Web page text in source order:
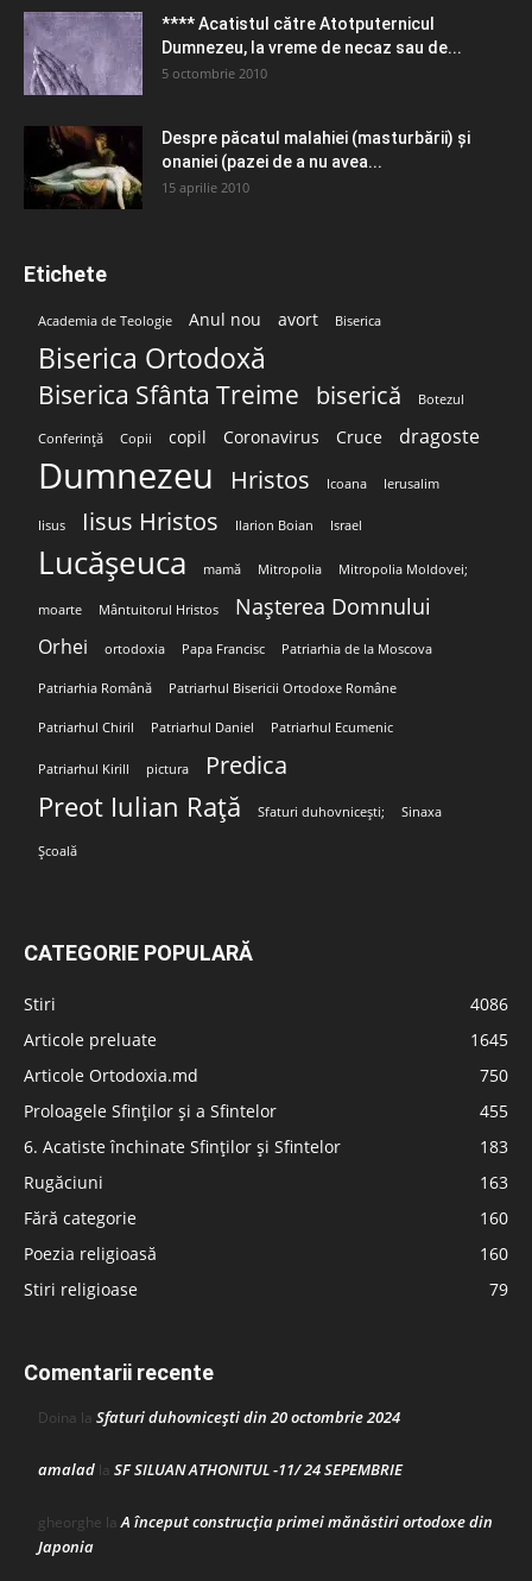
**** Acatistul către Atotputernicul
Dumnezeu, la vreme de necaz sau de...
5 octombrie 2010
Despre păcatul malahiei (masturbării) şi
onaniei (pazei de a nu avea...
15 aprilie 2010
Etichete
Academia de Teologie Anul nou avort Biserica
Biserica Ortodoxă
Biserica Sfânta Treime biserică Botezul
Conferință Copii copil Coronavirus Cruce dragoste
Dumnezeu Hristos Icoana Ierusalim
Iisus Iisus Hristos Ilarion Boian Israel
Lucășeuca mamă Mitropolia Mitropolia Moldovei;
moarte Mântuitorul Hristos Nașterea Domnului
Orhei ortodoxia Papa Francisc Patriarhia de la Moscova
Patriarhia Română Patriarhul Bisericii Ortodoxe Române
Patriarhul Chiril Patriarhul Daniel Patriarhul Ecumenic
Patriarhul Kirill pictura Predica
Preot Iulian Rață Sfaturi duhovnicești; Sinaxa
Școală
CATEGORIE POPULARĂ
Stiri
4086
Articole preluate
1645
Articole Ortodoxia.md
750
Proloagele Sfinților și a Sfintelor
455
6. Acatiste închinate Sfinților și Sfintelor
183
Rugăciuni
163
Fără categorie
160
Poezia religioasă
160
Stiri religioase
79
Comentarii recente
Doina la Sfaturi duhovnicești din 20 octombrie 2024
amalad la SF SILUAN ATHONITUL -11/ 24 SEPEMBRIE
gheorghe laA început construcţia primei mănăstiri ortodoxe din
Japonia